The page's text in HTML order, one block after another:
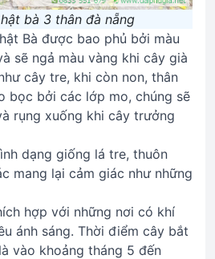
bà 3 thân đà nẵng
Bà được bao phủ bởi màu
sẽ ngả màu vàng khi cây già
cây tre, khi còn non, thân
bọc bởi các lớp mo, chúng sẽ
rụng xuống khi cây trưởng
dạng giống lá tre, thuôn
mang lại cảm giác như những
hợp với những nơi có khí
ánh sáng. Thời điểm cây bắt
vào khoảng tháng 5 đến